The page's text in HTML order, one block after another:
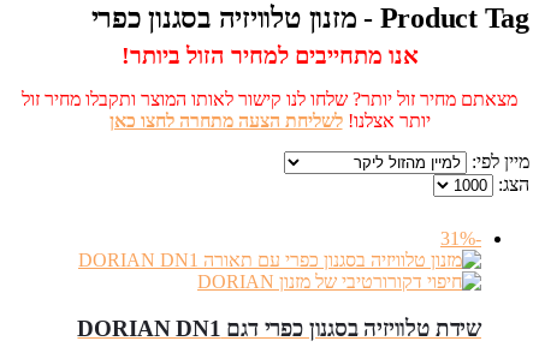
Product Tag - מזנון טלוויזיה בסגנון כפרי
אנו מתחייבים למחיר הזול ביותר!
מצאתם מחיר זול יותר? שלחו לנו קישור לאותו המוצר ותקבלו מחיר זול
יותר אצלנו!לשליחת הצעה מתחרה לחצו כאן
מיין לפי:
הצג:
-31%
שידת טלוויזיה בסגנון כפרי דגם DORIAN DN1